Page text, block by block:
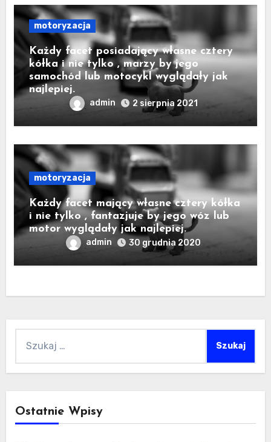
motoryzacja
Każdy facet posiadający własne cztery
kółka i nie tylko , marzy by jego
samochód lub motocykl wyglądały jak
najlepiej.
admin 2 sierpnia 2021
motoryzacja
Każdy facet mający własne cztery kółka
i nie tylko , fantazjuje by jego wóz lub
motor wyglądały jak najlepiej.
admin 30 grudnia 2020
Ostatnie Wpisy